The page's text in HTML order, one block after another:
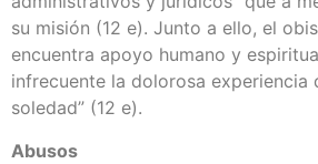
su misión (12 e). Junto a ello, el
encuentra apoyo humano y
infrecuente la dolorosa experiencia
soledad” (12 e).
Abusos